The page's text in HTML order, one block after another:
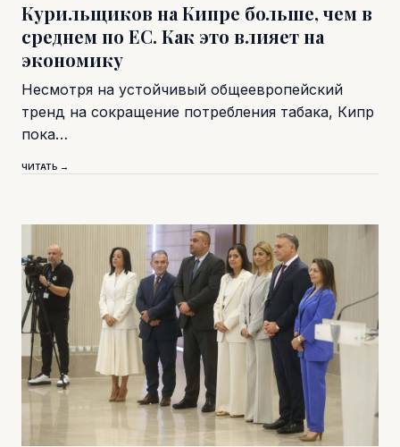
Курильщиков на Кипре больше, чем в
среднем по ЕС. Как это влияет на
экономику
Несмотря на устойчивый общеевропейский
тренд на сокращение потребления табака, Кипр
пока…
ЧИТАТЬ →